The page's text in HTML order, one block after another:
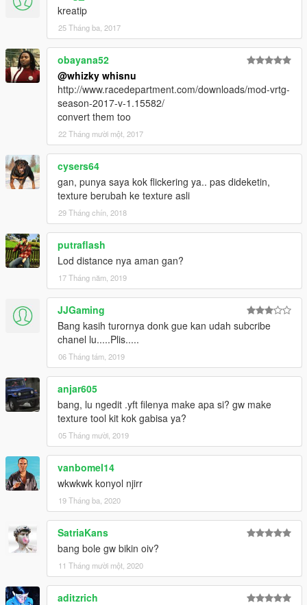
kreatip
25 Tháng ba, 2017
obayana52
@whizky whisnu
http://www.racedepartment.com/downloads/mod-vrtg-
season-2017-v-1.15582/
convert them too
22 Tháng mười một, 2017
cysers64
gan, punya saya kok flickering ya.. pas dideketin,
texture berubah ke texture asli
29 Tháng chín, 2018
putraflash
Lod distance nya aman gan?
17 Tháng năm, 2019
JJGaming
Bang kasih turornya donk gue kan udah subcribe
chanel lu.....Plis.....
06 Tháng tám, 2019
anjar605
bang, lu ngedit .yft filenya make apa si? gw make
texture tool kit kok gabisa ya?
05 Tháng mười, 2019
vanbomel14
wkwkwk konyol njirr
19 Tháng ba, 2020
SatriaKans
bang bole gw bikin oiv?
11 Tháng mười một, 2020
aditzrich